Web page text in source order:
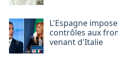
L'Espagne
contrôles aux
venant d'Italie